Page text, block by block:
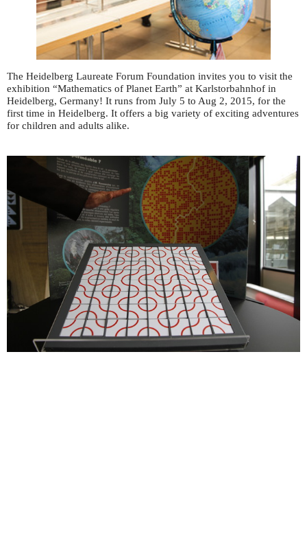
The Heidelberg Laureate Forum Foundation invites you to visit the
exhibition “Mathematics of Planet Earth” at Karlstorbahnhof in
Heidelberg, Germany! It runs from July 5 to Aug 2, 2015, for the
first time in Heidelberg. It offers a big variety of exciting adventures
for children and adults alike.